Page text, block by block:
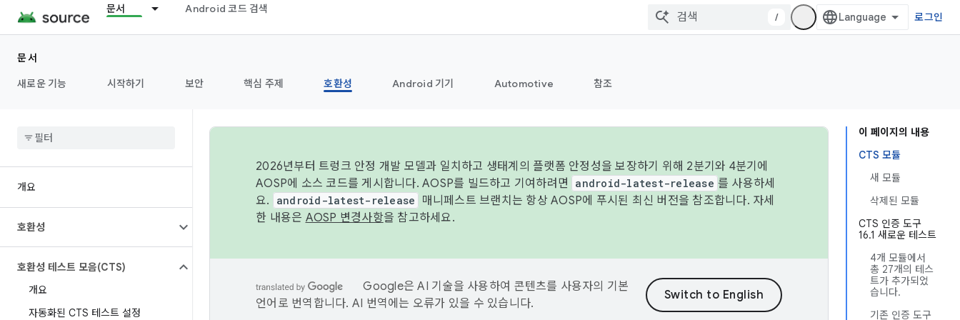
문서 Android 코드 검색
/ 로그인
문서
새로운 기능
시작하기 보안 핵심 주제 호환성 Android 기기 Automotive 참조
개요
호환성
호환성 테스트 모음(CTS)
개요
자동화된 CTS 테스트 설정
이 페이지의 내용
CTS 모듈
새 모듈
삭제된 모듈
CTS 인증 도구
16.1 새로운 테스트
4개 모듈에서
총 27개의 테스
트가 추가되었
습니다.
기존 인증 도구
2026년부터 트렁크 안정 개발 모델과 일치하고 생태계의 플랫폼 안정성을 보장하기 위해 2분기와 4분기에
AOSP에 소스 코드를 게시합니다. AOSP를 빌드하고 기여하려면
android-latest-release 를 사용하세
요.
android-latest-release
매니페스트 브랜치는 항상 AOSP에 푸시된 최신 버전을 참조합니다. 자세
한 내용은 AOSP 변경사항을 참고하세요.
Google은 AI 기술을 사용하여 콘텐츠를 사용자의 기본
언어로 번역합니다. AI 번역에는 오류가 있을 수 있습니다.